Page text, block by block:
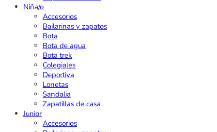
Niña/o
Accesorios
Bailarinas y zapatos
Bota
Bota de agua
Bota trek
Colegiales
Deportiva
Lonetas
Sandalia
Zapatillas de casa
Junior
Accesorios